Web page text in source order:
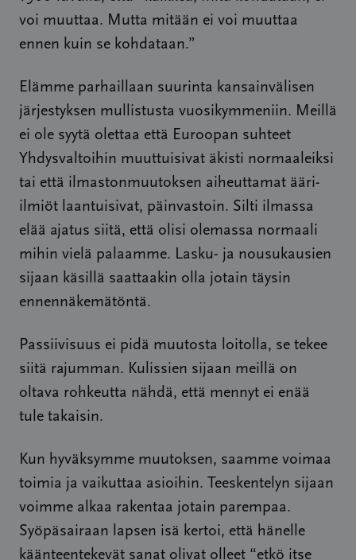
voi muuttaa. Mutta mitään ei voi muuttaa
ennen kuin se kohdataan.”
Elämme parhaillaan suurinta kansainvälisen
järjestyksen mullistusta vuosikymmeniin. Meillä
ei ole syytä olettaa että Euroopan suhteet
Yhdysvaltoihin muuttuisivat äkisti normaaleiksi
tai että ilmastonmuutoksen aiheuttamat ääri-
ilmiöt laantuisivat, päinvastoin. Silti ilmassa
elää ajatus siitä, että olisi olemassa normaali
mihin vielä palaamme. Lasku- ja nousukausien
sijaan käsillä saattaakin olla jotain täysin
ennennäkemätöntä.
Passiivisuus ei pidä muutosta loitolla, se tekee
siitä rajumman. Kulissien sijaan meillä on
oltava rohkeutta nähdä, että mennyt ei enää
tule takaisin.
Kun hyväksymme muutoksen, saamme voimaa
toimia ja vaikuttaa asioihin. Teeskentelyn sijaan
voimme alkaa rakentaa jotain parempaa.
Syöpäsairaan lapsen isä kertoi, että hänelle
käänteentekevät sanat olivat olleet “etkö itse